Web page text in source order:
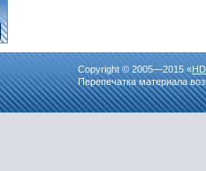
Copyright © 2005—2015 «
Перепечатка материала